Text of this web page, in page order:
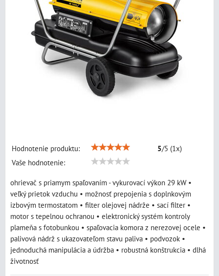
Hodnotenie produktu: 5/5 (1x)
Vaše hodnotenie:
ohrievač s priamym spaľovaním - vykurovací výkon 29 kW •
veľký prietok vzduchu • možnosť prepojenia s doplnkovým
izbovým termostatom • filter olejovej nádrže • sací filter •
motor s tepelnou ochranou • elektronický systém kontroly
plameňa s fotobunkou • spaľovacia komora z nerezovej ocele •
palivová nádrž s ukazovateľom stavu paliva • podvozok •
jednoduchá manipulácia a údržba • robustná konštrukcia • dlhá
životnosť